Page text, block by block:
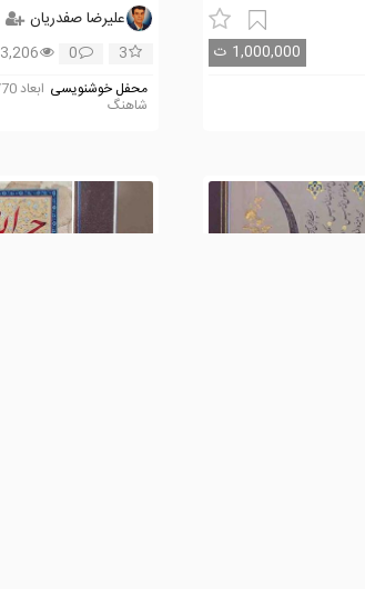
1,000,000 ت
علیرضا صفدریان
3
0
3,206
محفل خوشنویسی
شاهنگ